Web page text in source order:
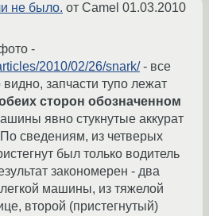
не было. от Camel 01.03.2010
-
2010/02/26/snark/- все
видно, запчасти тупо лежат
сторон обозначенном
явно стукнутые аккурат
сведениям, из четверых
был только водитель
закономерен - два
машины, из тяжелой
второй (пристегнутый)